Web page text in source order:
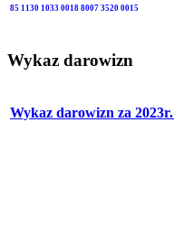
85 1130 1033 0018 8007 3520 0015
Wykaz darowizn
Wykaz darowizn za 2023r.